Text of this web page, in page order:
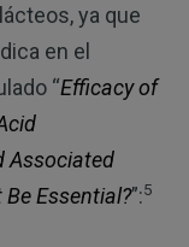
ya que
en el
“Efficacy of
Associated
Essential?”:5